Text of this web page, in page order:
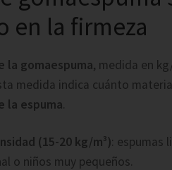
en la firmeza
la gomaespuma, medida en
medida indica cuánto
la espuma.
(15-20 kg/m³): espumas
o niños muy pequeños.